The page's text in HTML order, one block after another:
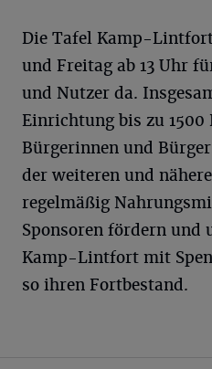
Die Tafel Kamp-
und Freitag ab 13 Uhr
und Nutzer da.
Einrichtung bis zu
Bürgerinnen und
der weiteren und
regelmäßig
Sponsoren fördern und
Kamp-Lintfort mit
so ihren Fortbestand.